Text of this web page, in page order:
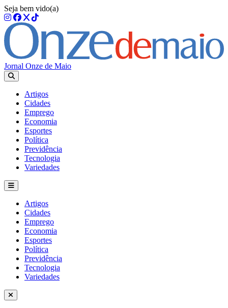
Seja bem vido(a)
Jornal Onze de Maio
Artigos
Cidades
Emprego
Economia
Esportes
Política
Previdência
Tecnologia
Variedades
Artigos
Cidades
Emprego
Economia
Esportes
Política
Previdência
Tecnologia
Variedades